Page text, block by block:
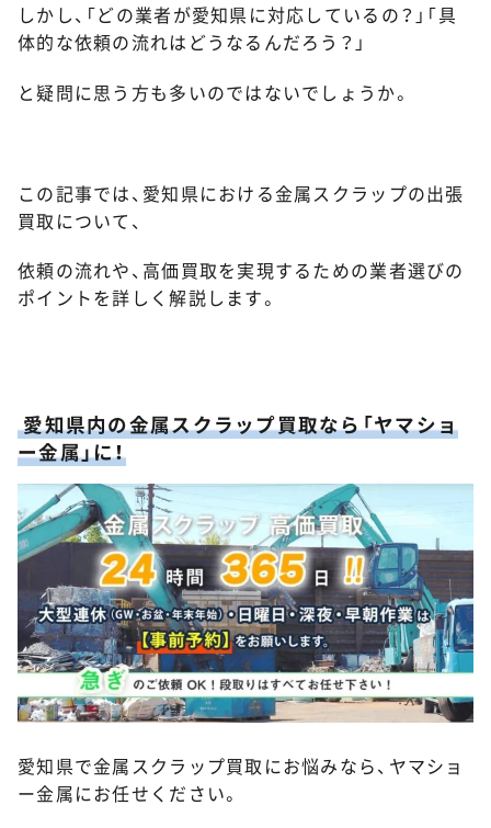
しかし、「どの業者が愛知県に対応しているの？」「具
体的な依頼の流れはどうなるんだろう？」
と疑問に思う方も多いのではないでしょうか。
この記事では、愛知県における金属スクラップの出張
買取について、
依頼の流れや、高価買取を実現するための業者選びの
ポイントを詳しく解説します。
愛知県内の金属スクラップ買取なら「ヤマショ
ー金属」に！
愛知県で金属スクラップ買取にお悩みなら、ヤマショ
ー金属にお任せください。